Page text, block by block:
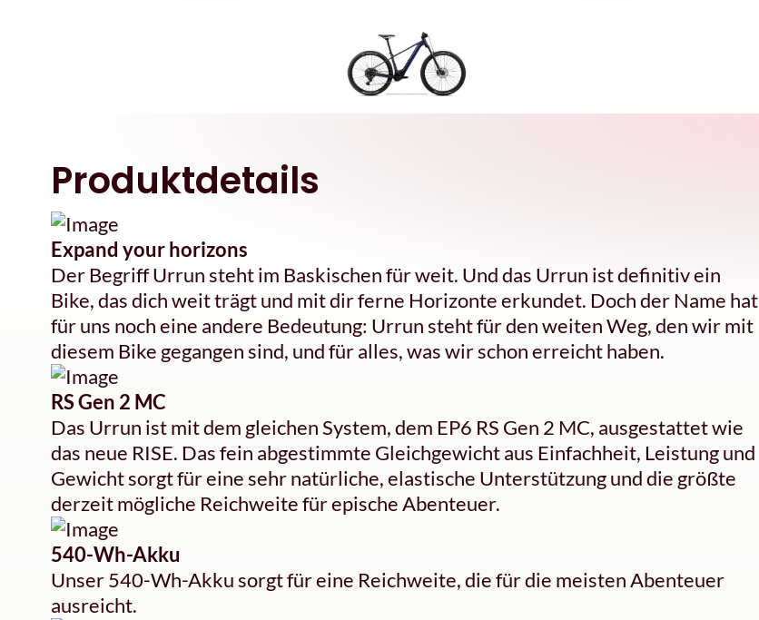
Produktdetails
Expand your horizons
Der Begriff Urrun steht im Baskischen für weit. Und das Urrun ist definitiv ein
Bike, das dich weit trägt und mit dir ferne Horizonte erkundet. Doch der Name hat
für uns noch eine andere Bedeutung: Urrun steht für den weiten Weg, den wir mit
diesem Bike gegangen sind, und für alles, was wir schon erreicht haben.
RS Gen 2 MC
Das Urrun ist mit dem gleichen System, dem EP6 RS Gen 2 MC, ausgestattet wie
das neue RISE. Das fein abgestimmte Gleichgewicht aus Einfachheit, Leistung und
Gewicht sorgt für eine sehr natürliche, elastische Unterstützung und die größte
derzeit mögliche Reichweite für epische Abenteuer.
540-Wh-Akku
Unser 540-Wh-Akku sorgt für eine Reichweite, die für die meisten Abenteuer
ausreicht.